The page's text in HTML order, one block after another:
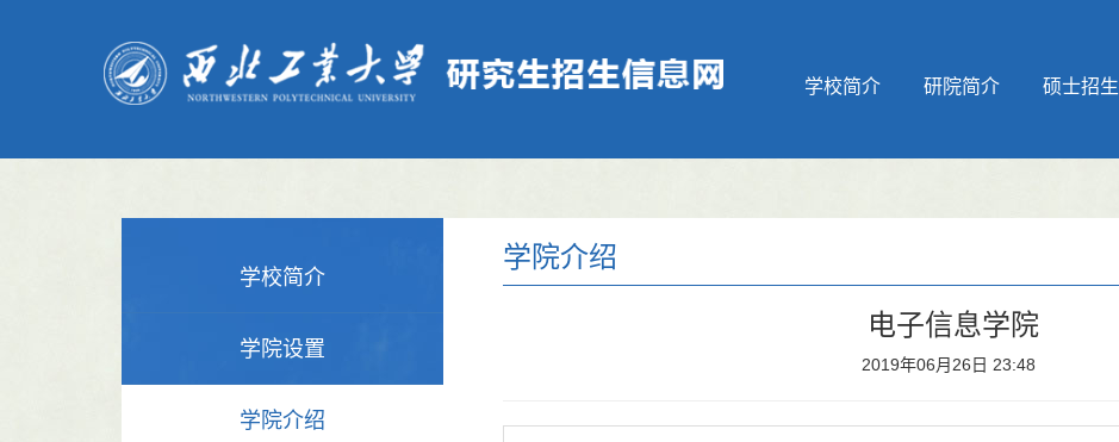
学校简介 研院简介 硕士招生
学校简介
学院设置
学院介绍
学院介绍
电子信息学院
2019年06月26日 23:48